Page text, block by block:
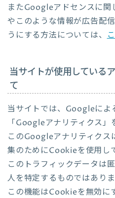
またGoogleアドセンスに関
やこのような情報が広告配
うにする方法については、
当サイトが使用している
て
当サイトでは、Googleによ
「Googleアナリティクス」
このGoogleアナリティクス
集のためにCookieを使用し
このトラフィックデータは
人を特定するものではありま
この機能はCookieを無効に